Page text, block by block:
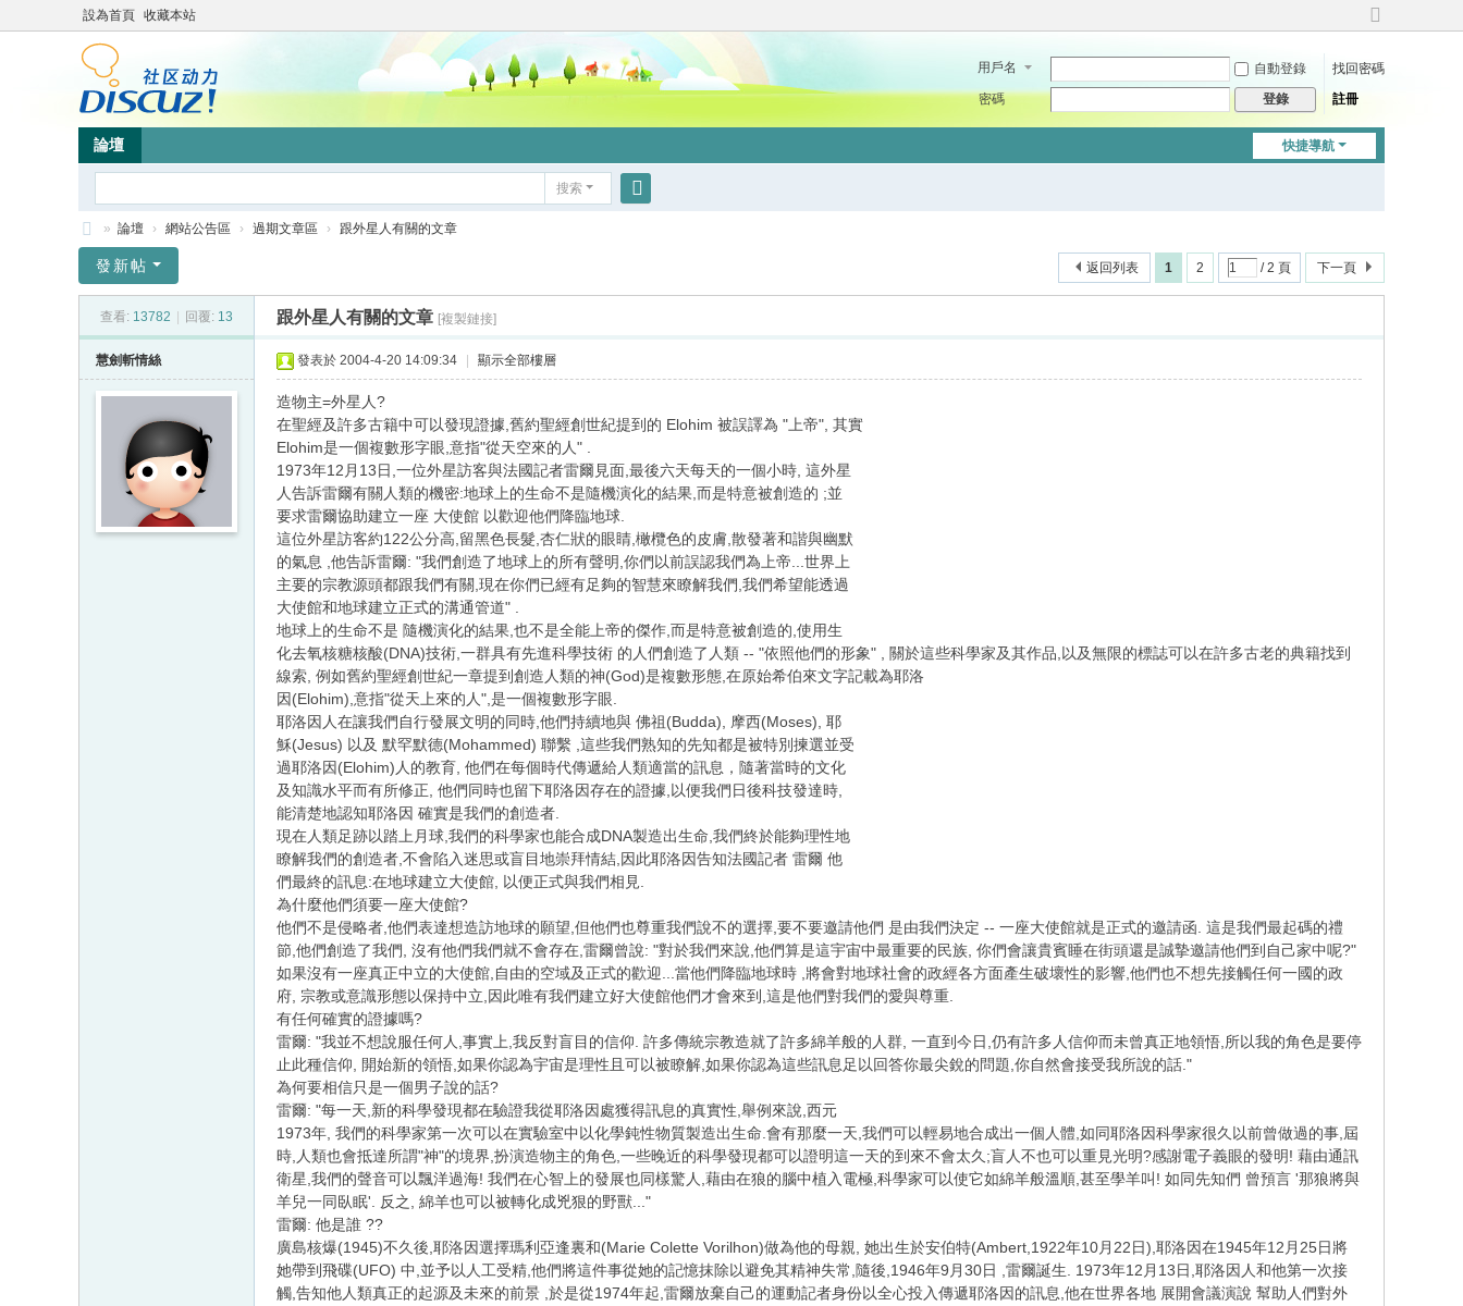
設為首頁 收藏本站
切
到
用戶名 自動登錄
找回密碼
密碼
登錄 註冊
快捷導航
論壇
搜索
竹
» 論壇 › 網站公告區 › 過期文章區 › 跟外星人有關的文章
1 2 / 2 頁 下一頁
返回列表
發新帖
查看: 13782 回覆: 13 跟外星人有關的文章 [複製鏈接]
慧劍斬情絲 發表於 2004-4-20 14:09:34 顯示全部樓層
造物主=外星人?
在聖經及許多古籍中可以發現證據,舊約聖經創世紀提到的 Elohim 被誤譯為 "上帝", 其實
Elohim是一個複數形字眼,意指"從天空來的人" .
1973年12月13日,一位外星訪客與法國記者雷爾見面,最後六天每天的一個小時, 這外星
人告訴雷爾有關人類的機密:地球上的生命不是隨機演化的結果,而是特意被創造的 ;並
要求雷爾協助建立一座 大使館 以歡迎他們降臨地球.
這位外星訪客約122公分高,留黑色長髮,杏仁狀的眼睛,橄欖色的皮膚,散發著和諧與幽默
的氣息 ,他告訴雷爾: "我們創造了地球上的所有聲明,你們以前誤認我們為上帝...世界上
主要的宗教源頭都跟我們有關,現在你們已經有足夠的智慧來瞭解我們,我們希望能透過
大使館和地球建立正式的溝通管道" .
地球上的生命不是 隨機演化的結果,也不是全能上帝的傑作,而是特意被創造的,使用生
化去氧核糖核酸(DNA)技術,一群具有先進科學技術 的人們創造了人類 -- "依照他們的形象" , 關於這些科學家及其作品,以及無限的標誌可以在許多古老的典籍找到
線索, 例如舊約聖經創世紀一章提到創造人類的神(God)是複數形態,在原始希伯來文字記載為耶洛
因(Elohim),意指"從天上來的人",是一個複數形字眼.
耶洛因人在讓我們自行發展文明的同時,他們持續地與 佛祖(Budda), 摩西(Moses), 耶
穌(Jesus) 以及 默罕默德(Mohammed) 聯繫 ,這些我們熟知的先知都是被特別揀選並受
過耶洛因(Elohim)人的教育, 他們在每個時代傳遞給人類適當的訊息，隨著當時的文化
及知識水平而有所修正, 他們同時也留下耶洛因存在的證據,以便我們日後科技發達時,
能清楚地認知耶洛因 確實是我們的創造者.
現在人類足跡以踏上月球,我們的科學家也能合成DNA製造出生命,我們終於能夠理性地
瞭解我們的創造者,不會陷入迷思或盲目地崇拜情結,因此耶洛因告知法國記者 雷爾 他
們最終的訊息:在地球建立大使館, 以便正式與我們相見.
為什麼他們須要一座大使館?
他們不是侵略者,他們表達想造訪地球的願望,但他們也尊重我們說不的選擇,要不要邀請他們 是由我們決定 -- 一座大使館就是正式的邀請函. 這是我們最起碼的禮
節,他們創造了我們, 沒有他們我們就不會存在,雷爾曾說: "對於我們來說,他們算是這宇宙中最重要的民族, 你們會讓貴賓睡在街頭還是誠摯邀請他們到自己家中呢?"
如果沒有一座真正中立的大使館,自由的空域及正式的歡迎...當他們降臨地球時 ,將會對地球社會的政經各方面產生破壞性的影響,他們也不想先接觸任何一國的政
府, 宗教或意識形態以保持中立,因此唯有我們建立好大使館他們才會來到,這是他們對我們的愛與尊重.
有任何確實的證據嗎?
雷爾: "我並不想說服任何人,事實上,我反對盲目的信仰. 許多傳統宗教造就了許多綿羊般的人群, 一直到今日,仍有許多人信仰而未曾真正地領悟,所以我的角色是要停
止此種信仰, 開始新的領悟,如果你認為宇宙是理性且可以被瞭解,如果你認為這些訊息足以回答你最尖銳的問題,你自然會接受我所說的話."
為何要相信只是一個男子說的話?
雷爾: "每一天,新的科學發現都在驗證我從耶洛因處獲得訊息的真實性,舉例來說,西元
1973年, 我們的科學家第一次可以在實驗室中以化學鈍性物質製造出生命.會有那麼一天,我們可以輕易地合成出一個人體,如同耶洛因科學家很久以前曾做過的事,屆
時,人類也會抵達所謂"神"的境界,扮演造物主的角色,一些晚近的科學發現都可以證明這一天的到來不會太久;盲人不也可以重見光明?感謝電子義眼的發明! 藉由通訊
衛星,我們的聲音可以飄洋過海! 我們在心智上的發展也同樣驚人,藉由在狼的腦中植入電極,科學家可以使它如綿羊般溫順,甚至學羊叫! 如同先知們 曾預言 '那狼將與
羊兒一同臥眠'. 反之, 綿羊也可以被轉化成兇狠的野獸..."
雷爾: 他是誰 ??
廣島核爆(1945)不久後,耶洛因選擇瑪利亞逢裏和(Marie Colette Vorilhon)做為他的母親, 她出生於安伯特(Ambert,1922年10月22日),耶洛因在1945年12月25日將
她帶到飛碟(UFO) 中,並予以人工受精,他們將這件事從她的記憶抹除以避免其精神失常,隨後,1946年9月30日 ,雷爾誕生. 1973年12月13日,耶洛因人和他第一次接
觸,告知他人類真正的起源及未來的前景 ,於是從1974年起,雷爾放棄自己的運動記者身份以全心投入傳遞耶洛因的訊息,他在世界各地 展開會議演說 幫助人們對外